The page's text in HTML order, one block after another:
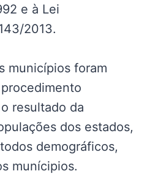
e à Lei
2013.
municípios foram
resultado da
dos estados,
demográficos,
munícipios.